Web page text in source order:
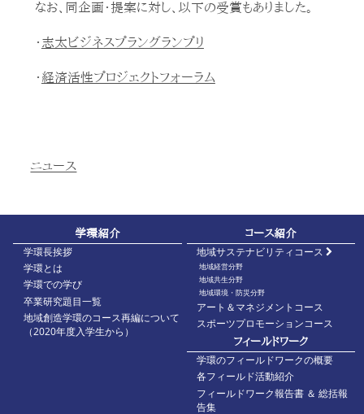
なお、同企画・提案に対し、以下の受賞もありました。
・ 志太ビジネスプラングランプリ
・ 経済活性プロジェクトフォーラム
ニュース
学環紹介
学環長挨拶
学環とは
学環での学び
卒業研究題目一覧
地域創造学環のコース再編について
（2020年度入学生から）
コース紹介
地域サステナビリティコース
地域経営分野
地域共生分野
地域環境・防災分野
アート＆マネジメントコース
スポーツプロモーションコース
フィールドワーク
学環のフィールドワークの概要
各フィールド活動紹介
フィールドワーク報告書 ＆ 総括報
告集